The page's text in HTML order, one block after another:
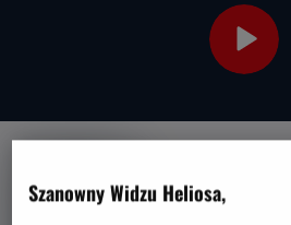
Szanowny Widzu Heliosa,